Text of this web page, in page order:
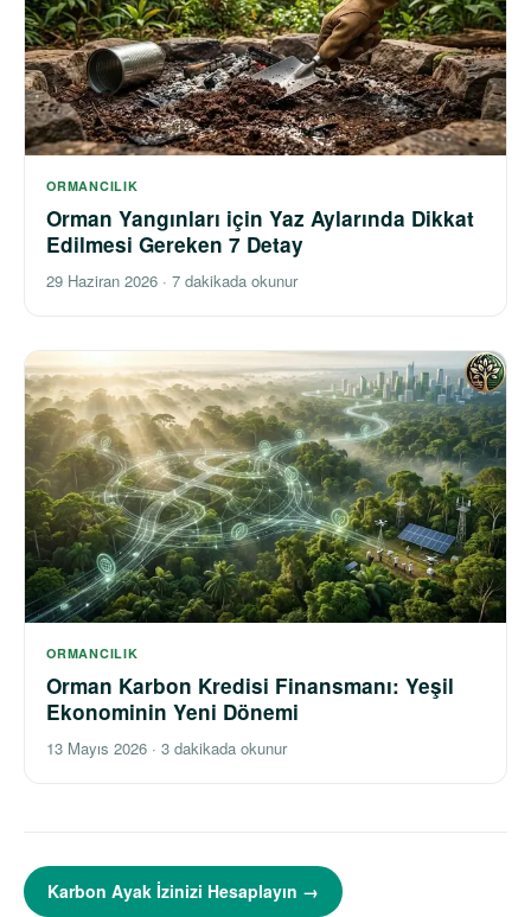
ORMANCILIK
Orman Yangınları için Yaz Aylarında Dikkat
Edilmesi Gereken 7 Detay
29 Haziran 2026 · 7 dakikada okunur
ORMANCILIK
Orman Karbon Kredisi Finansmanı: Yeşil
Ekonominin Yeni Dönemi
13 Mayıs 2026 · 3 dakikada okunur
Karbon Ayak İzinizi Hesaplayın →